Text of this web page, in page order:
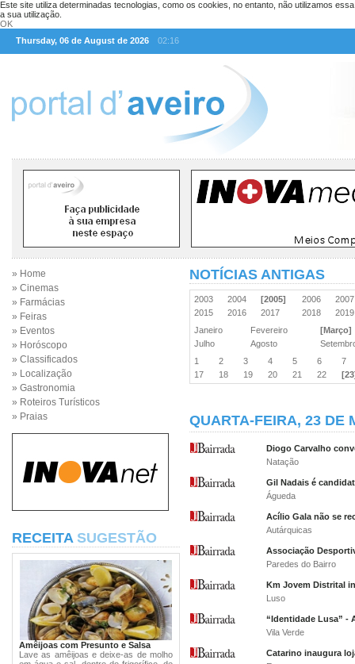
Este site utiliza determinadas tecnologias, como os cookies, no entanto, não utilizamos
a sua utilização.
OK
Thursday, 06 de August de 2026
02:16
» Home
» Cinemas
» Farmácias
» Feiras
» Eventos
» Horóscopo
» Classificados
» Localização
» Gastronomia
» Roteiros Turísticos
» Praias
RECEITA SUGESTÃO
Amêijoas com Presunto e Salsa
Lave as amêijoas e deixe-as de molho
NOTÍCIAS ANTIGAS
2003 2004 [2005] 2006
2015
2016 2017 2018
Janeiro
Fevereiro
[Março]
Julho
Agosto
1
2 3 4 5 6
7
17
18 19 20 21 22
QUARTA-FEIRA, 23 DE
Diogo Carvalho
Natação
Gil Nadais é
Águeda
Acílio Gala não se
Autárquicas
Associação
Paredes do Bairro
Km Jovem Distrital
Luso
“Identidade Lusa” -
Vila Verde
Catarino inaugura